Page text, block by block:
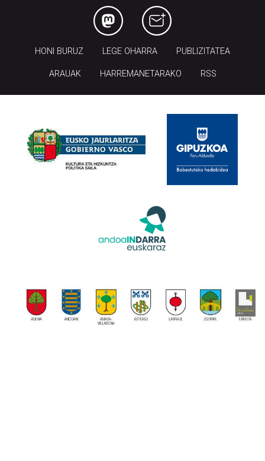
HONI BURUZ LEGE OHARRA PUBLIZITATEA
ARAUAK HARREMANETARAKO RSS